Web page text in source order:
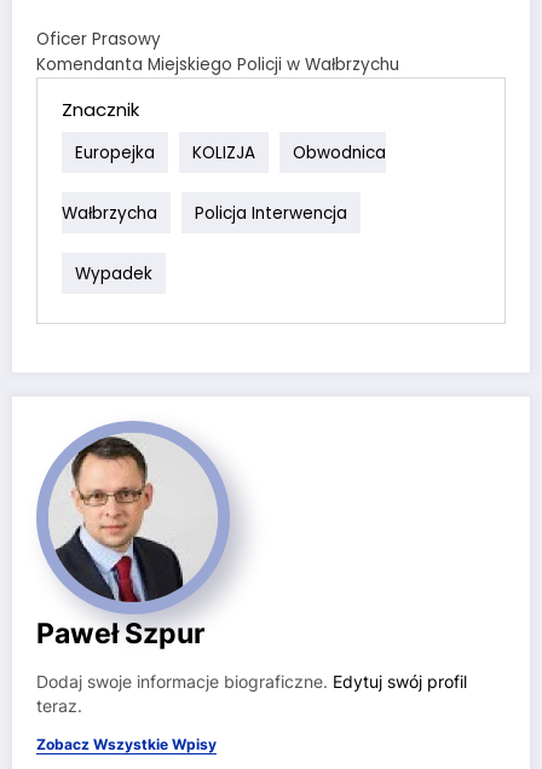
Oficer Prasowy
Komendanta Miejskiego Policji w Wałbrzychu
Znacznik
Europejka KOLIZJA Obwodnica
Wałbrzycha Policja Interwencja
Wypadek
Paweł Szpur
Dodaj swoje informacje biograficzne. Edytuj swój profil
teraz.
Zobacz Wszystkie Wpisy